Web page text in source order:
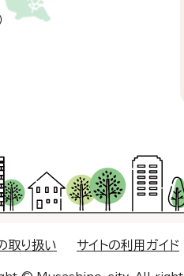
取り扱い サイトの利用ガイド